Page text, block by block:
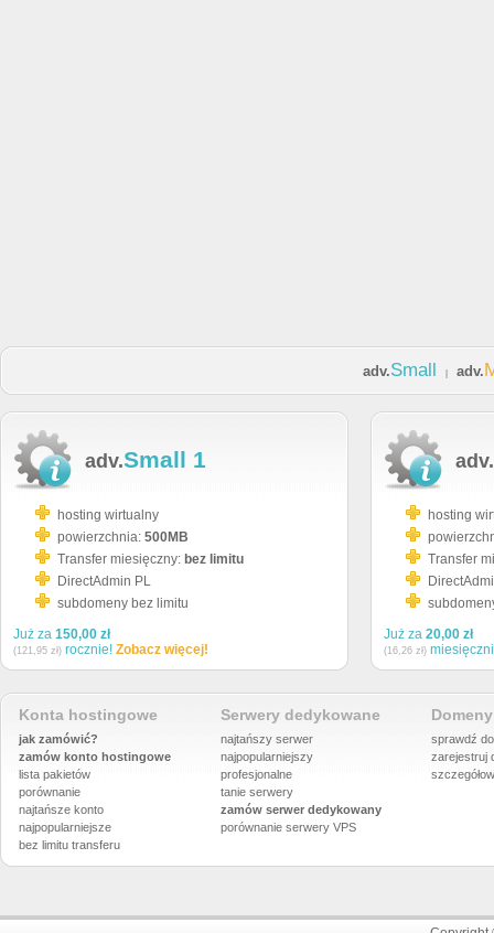
adv.Small adv.
adv.Small 1
hosting wirtualny
powierzchnia: 500MB
Transfer miesięczny: bez limitu
DirectAdmin PL
subdomeny bez limitu
Już za 150,00 zł
(121,95 zł) rocznie! Zobacz więcej!
adv.
hosting
Transfer
Już za 20,00 zł
(16,26 zł)
Konta hostingowe
jak zamówić?
zamów konto hostingowe
lista pakietów
porównanie
najtańsze konto
najpopularniejsze
bez limitu transferu
Serwery dedykowane
najtańszy serwer
najpopularniejszy
profesjonalne
tanie serwery
zamów serwer dedykowany
porównanie serwery VPS
sprawdź
zarejestruj